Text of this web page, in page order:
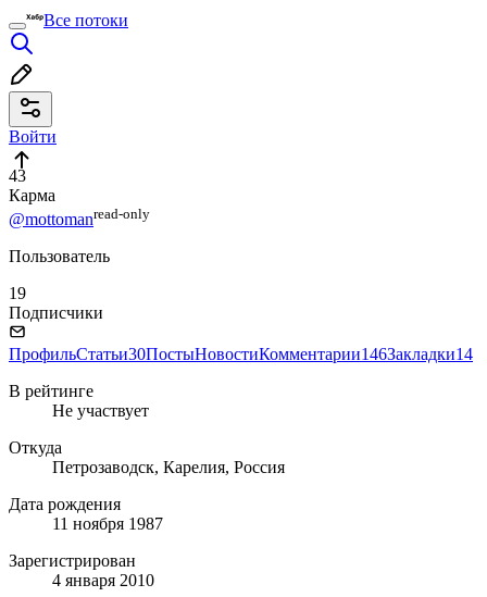
Все потоки
Войти
43
Карма
@mottomanread⁠-⁠only
Пользователь
19
Подписчики
ПрофильСтатьи30ПостыНовостиКомментарии146Закладки14
В рейтинге
Не участвует
Откуда
Петрозаводск, Карелия, Россия
Дата рождения
11 ноября 1987
Зарегистрирован
4 января 2010